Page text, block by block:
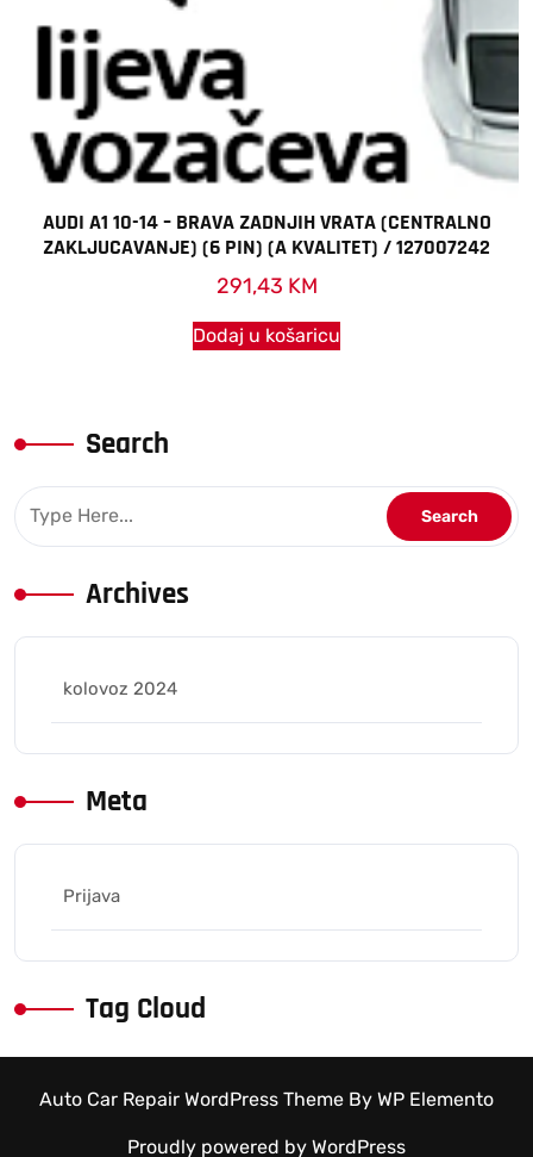
AUDI A1 10-14 – BRAVA ZADNJIH VRATA (CENTRALNO
ZAKLJUCAVANJE) (6 PIN) (A KVALITET) / 127007242
291,43 KM
Dodaj u košaricu
Search
Archives
kolovoz 2024
Meta
Prijava
Tag Cloud
Auto Car Repair WordPress Theme By WP Elemento
Proudly powered by WordPress